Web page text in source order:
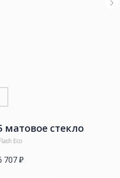
матовое стекло
Eco
707 ₽